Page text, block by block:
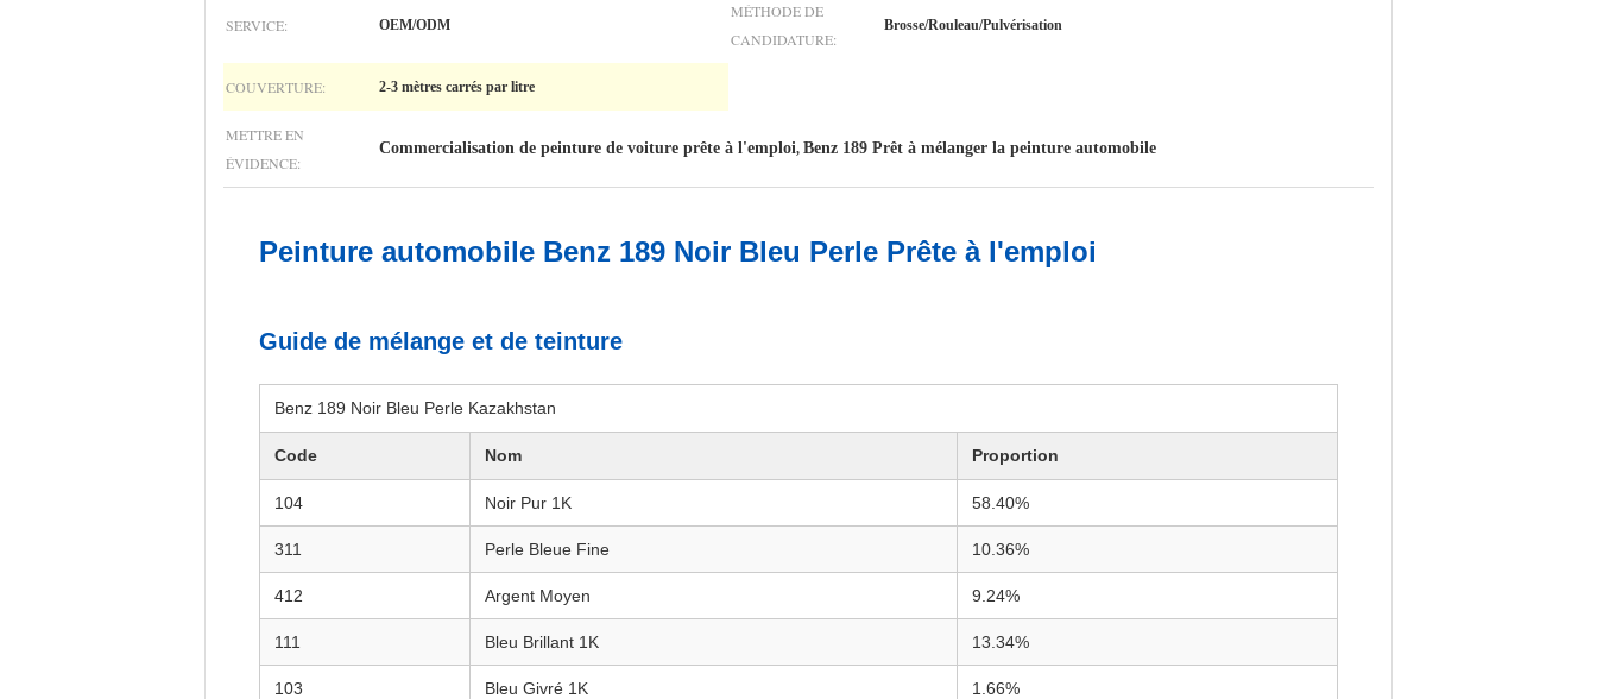
SERVICE: OEM/ODM
MÉTHODE DE
CANDIDATURE:
Brosse/Rouleau/Pulvérisation
COUVERTURE: 2-3 mètres carrés par litre
METTRE EN
ÉVIDENCE:
Commercialisation de peinture de voiture prête à l'emploi, Benz 189 Prêt à mélanger la peinture automobile
Peinture automobile Benz 189 Noir Bleu Perle Prête à l'emploi
Guide de mélange et de teinture
Benz 189 Noir Bleu Perle Kazakhstan
Code Nom Proportion
104 Noir Pur 1K 58.40%
311 Perle Bleue Fine 10.36%
412 Argent Moyen 9.24%
111 Bleu Brillant 1K 13.34%
103 Bleu Givré 1K 1.66%